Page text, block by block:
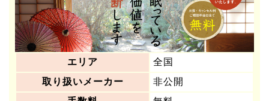
エリア
全国
取り扱いメーカー
非公開